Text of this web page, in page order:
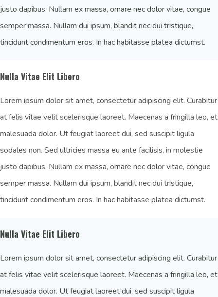
justo dapibus. Nullam ex massa, ornare nec dolor vitae, congue
semper massa. Nullam dui ipsum, blandit nec dui tristique,
tincidunt condimentum eros. In hac habitasse platea dictumst.
Nulla Vitae Elit Libero
Lorem ipsum dolor sit amet, consectetur adipiscing elit. Curabitur
at felis vitae velit scelerisque laoreet. Maecenas a fringilla leo, et
malesuada dolor. Ut feugiat laoreet dui, sed suscipit ligula
sodales non. Sed ultricies massa eu ante facilisis, in molestie
justo dapibus. Nullam ex massa, ornare nec dolor vitae, congue
semper massa. Nullam dui ipsum, blandit nec dui tristique,
tincidunt condimentum eros. In hac habitasse platea dictumst.
Nulla Vitae Elit Libero
Lorem ipsum dolor sit amet, consectetur adipiscing elit. Curabitur
at felis vitae velit scelerisque laoreet. Maecenas a fringilla leo, et
malesuada dolor. Ut feugiat laoreet dui, sed suscipit ligula